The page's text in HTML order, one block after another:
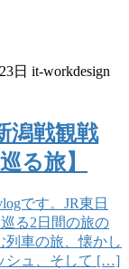
日 it-workdesign
潟戦観戦
る旅】
です。JR東日
る2日間の旅の
列車の旅、懐かし
シュ、そして […]